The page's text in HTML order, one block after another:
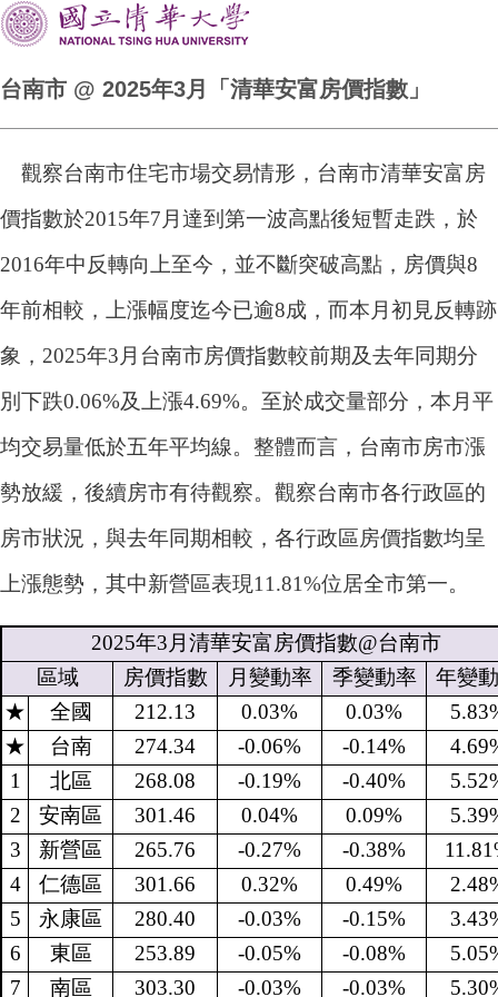
台南市 @ 2025年3月「清華安富房價指數」
觀察台南市住宅市場交易情形，台南市清華安富房
價指數於2015年7月達到第一波高點後短暫走跌，於
2016年中反轉向上至今，並不斷突破高點，房價與8
年前相較，上漲幅度迄今已逾8成，而本月初見反轉跡
象，2025年3月台南市房價指數較前期及去年同期分
別下跌0.06%及上漲4.69%。至於成交量部分，本月平
均交易量低於五年平均線。整體而言，台南市房市漲
勢放緩，後續房市有待觀察。觀察台南市各行政區的
房市狀況，與去年同期相較，各行政區房價指數均呈
上漲態勢，其中新營區表現11.81%位居全市第一。
2025年3 月清華安富房價指數@台南市
區域
房價指數 月變動率 季變動率
年變
★
全國 212.13 0.03% 0.03%
★
台南 274.34 -0.06% -0.14%
1
北區 268.08 -0.19% -0.40%
2
安南區 301.46 0.04% 0.09%
3
新營區 265.76 -0.27% -0.38%
4
仁德區 301.66 0.32% 0.49%
5
永康區 280.40 -0.03% -0.15%
6
東區 253.89 -0.05% -0.08%
7
南區 303.30 -0.03% -0.03%